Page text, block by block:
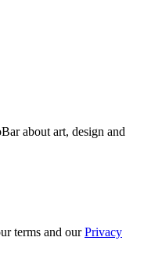
about art, design and
terms and ourPrivacy